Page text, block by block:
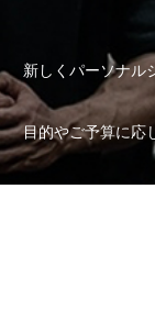
新しくパーソナル
目的やご予算に応